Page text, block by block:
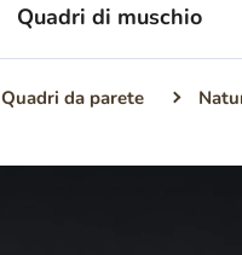
Quadri di muschio
Quadri da parete